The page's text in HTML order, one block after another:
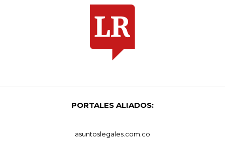
PORTALES ALIADOS:
asuntoslegales.com.co